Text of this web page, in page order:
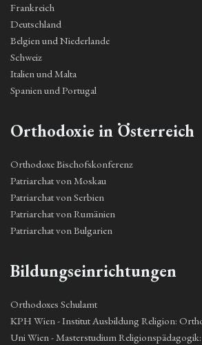
Frankreich
Deutschland
Belgien und Niederlande
Schweiz
Italien und Malta
Spanien und Portugal
Orthodoxie in Österreich
Orthodoxe Bischofskonferenz
Patriarchat von Moskau
Patriarchat von Serbien
Patriarchat von Rumänien
Patriarchat von Bulgarien
Bildungseinrichtungen
Orthodoxes Schulamt
KPH Wien - Institut Ausbildung Religion:
Uni Wien - Masterstudium